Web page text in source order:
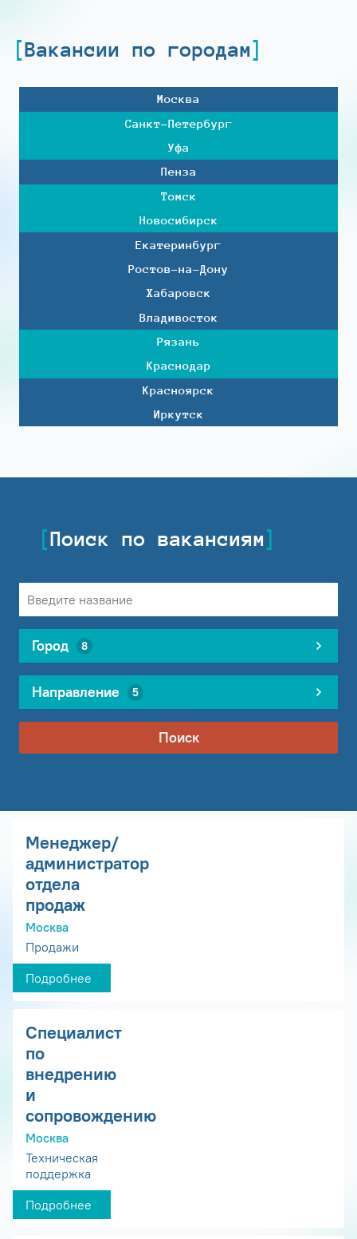
Вакансии по городам
Москва
Санкт-Петербург
Уфа
Пенза
Томск
Новосибирск
Екатеринбург
Ростов-на-Дону
Хабаровск
Владивосток
Рязань
Краснодар
Красноярск
Иркутск
Поиск по вакансиям
Город 8
Направление 5
Поиск
Менеджер/
администратор
отдела
продаж
Москва
Продажи
Подробнее
Специалист
по
внедрению
и
сопровождению
Москва
Техническая
поддержка
Подробнее